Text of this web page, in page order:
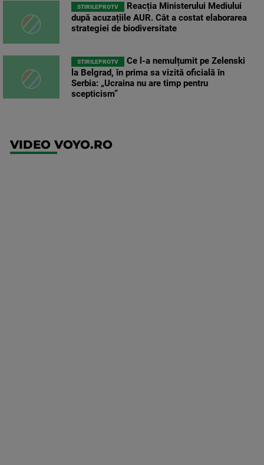
STIRILEPROTV
Reacția Ministerului Mediului
după acuzațiile AUR. Cât a costat elaborarea
strategiei de biodiversitate
STIRILEPROTV
Ce l-a nemulțumit pe Zelenski
la Belgrad, în prima sa vizită oficială în
Serbia: „Ucraina nu are timp pentru
scepticism”
VIDEO VOYO.RO